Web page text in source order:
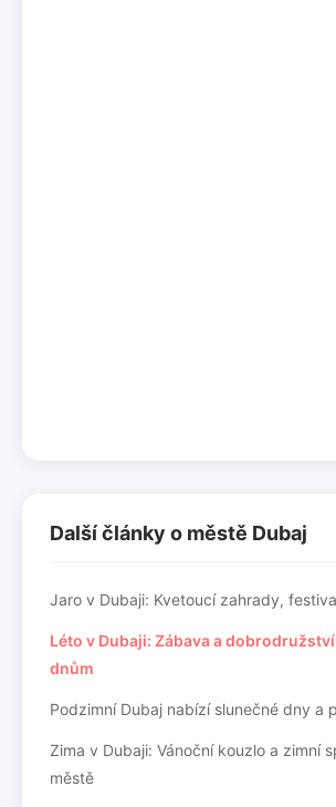
Další články o městě Dubaj
Jaro v Dubaji: Kvetoucí zahrady,
Léto v Dubaji: Zábava a
dnům
Podzimní Dubaj nabízí slunečné dny a
Zima v Dubaji: Vánoční kouzlo a zimní
městě